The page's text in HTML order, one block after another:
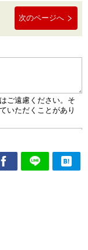
次のページへ